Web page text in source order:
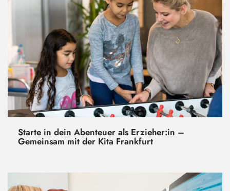
Starte in dein Abenteuer als Erzieher:in –
Gemeinsam mit der Kita Frankfurt